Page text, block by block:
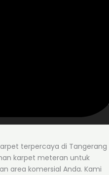
terpercaya di Tangerang
karpet meteran untuk
area komersial Anda. Kami